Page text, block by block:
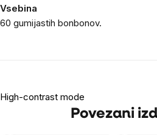
Vsebina
60 gumijastih bonbonov.
High-contrast mode
Povezani